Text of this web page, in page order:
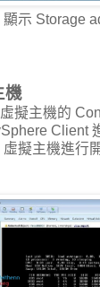
顯示 Storage
機
擬主機的
Client
擬主機進行